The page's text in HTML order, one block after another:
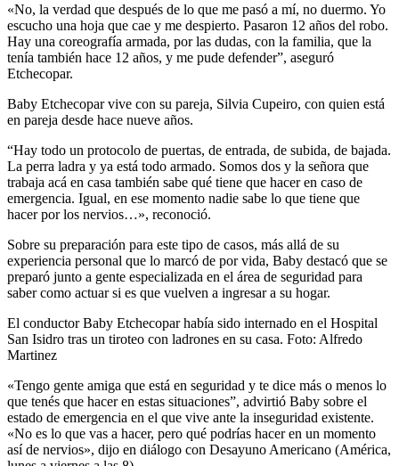
«No, la verdad que después de lo que me pasó a mí, no duermo. Yo
escucho una hoja que cae y me despierto. Pasaron 12 años del robo.
Hay una coreografía armada, por las dudas, con la familia, que la
tenía también hace 12 años, y me pude defender”, aseguró
Etchecopar.
Baby Etchecopar vive con su pareja, Silvia Cupeiro, con quien está
en pareja desde hace nueve años.
“Hay todo un protocolo de puertas, de entrada, de subida, de bajada.
La perra ladra y ya está todo armado. Somos dos y la señora que
trabaja acá en casa también sabe qué tiene que hacer en caso de
emergencia. Igual, en ese momento nadie sabe lo que tiene que
hacer por los nervios…», reconoció.
Sobre su preparación para este tipo de casos, más allá de su
experiencia personal que lo marcó de por vida, Baby destacó que se
preparó junto a gente especializada en el área de seguridad para
saber como actuar si es que vuelven a ingresar a su hogar.
El conductor Baby Etchecopar había sido internado en el Hospital
San Isidro tras un tiroteo con ladrones en su casa. Foto: Alfredo
Martinez
«Tengo gente amiga que está en seguridad y te dice más o menos lo
que tenés que hacer en estas situaciones”, advirtió Baby sobre el
estado de emergencia en el que vive ante la inseguridad existente.
«No es lo que vas a hacer, pero qué podrías hacer en un momento
así de nervios», dijo en diálogo con Desayuno Americano (América,